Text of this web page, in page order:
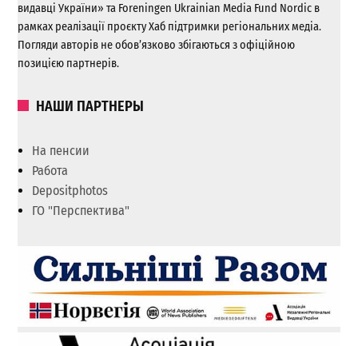
видавці України» та Foreningen Ukrainian Media Fund Nordic в
рамках реалізації проєкту Хаб підтримки регіональних медіа.
Погляди авторів не обов’язково збігаються з офіційною
позицією партнерів.
НАШИ ПАРТНЕРЫ
На пенсии
Работа
Depositphotos
ГО "Перспектива"